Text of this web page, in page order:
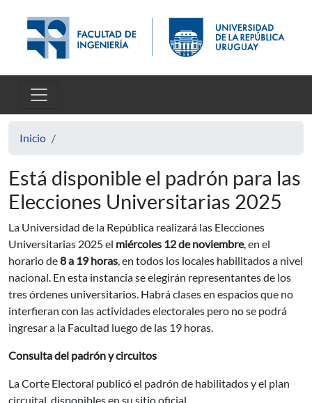
Inicio
Está disponible el padrón para las
Elecciones Universitarias 2025
La Universidad de la República realizará las Elecciones
Universitarias 2025 el miércoles 12 de noviembre, en el
horario de8 a 19 horas, en todos los locales habilitados a nivel
nacional. En esta instancia se elegirán representantes de los
tres órdenes universitarios. Habrá clases en espacios que no
interfieran con las actividades electorales pero no se podrá
ingresar a la Facultad luego de las 19 horas.
Consulta del padrón y circuitos
La Corte Electoral publicó el padrón de habilitados y el plan
circuital, disponibles en su sitio oficial.